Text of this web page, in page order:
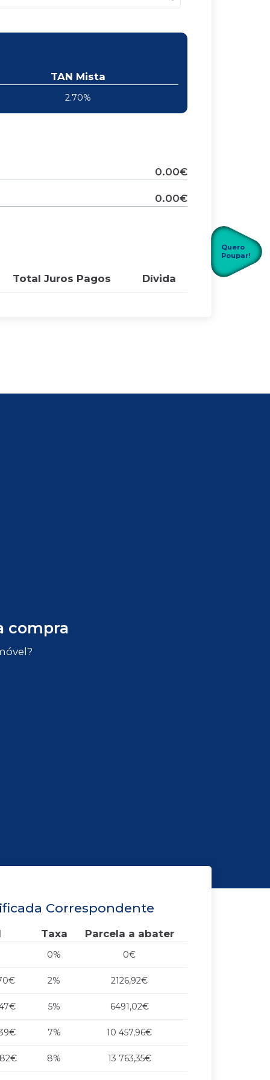
TAN Mista
2.70%
0.00€
0.00€
Total Juros Pagos Dívida
compra
Correspondente
Taxa Parcela a abater
0% 0€
2% 2126,92€
5% 6491,02€
7% 10 457,96€
8% 13 763,35€
Quero
Poupar!